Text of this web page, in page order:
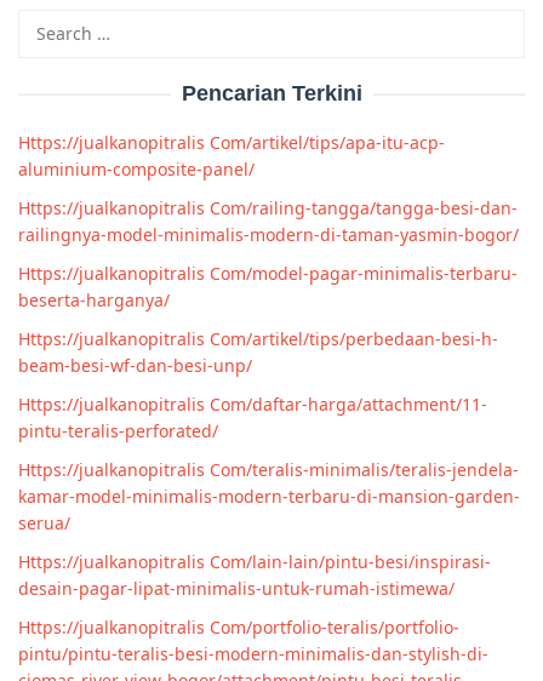
Pencarian Terkini
Https://jualkanopitralis Com/artikel/tips/apa-itu-acp-
aluminium-composite-panel/
Https://jualkanopitralis Com/railing-tangga/tangga-besi-dan-
railingnya-model-minimalis-modern-di-taman-yasmin-bogor/
Https://jualkanopitralis Com/model-pagar-minimalis-terbaru-
beserta-harganya/
Https://jualkanopitralis Com/artikel/tips/perbedaan-besi-h-
beam-besi-wf-dan-besi-unp/
Https://jualkanopitralis Com/daftar-harga/attachment/11-
pintu-teralis-perforated/
Https://jualkanopitralis Com/teralis-minimalis/teralis-jendela-
kamar-model-minimalis-modern-terbaru-di-mansion-garden-
serua/
Https://jualkanopitralis Com/lain-lain/pintu-besi/inspirasi-
desain-pagar-lipat-minimalis-untuk-rumah-istimewa/
Https://jualkanopitralis Com/portfolio-teralis/portfolio-
pintu/pintu-teralis-besi-modern-minimalis-dan-stylish-di-